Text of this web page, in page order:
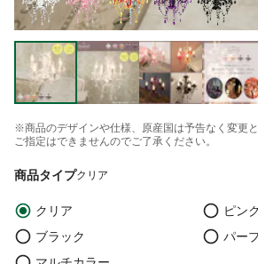
※商品のデザインや仕様、原産国は予告なく変更と
ご指定はできませんのでご了承ください。
商品タイプクリア
クリア
ピンク
ブラック
パー